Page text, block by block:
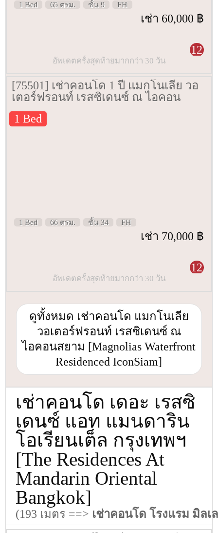
1 Bed 65 ตรม. ชั้น 9 FH
เช่า 60,000 ฿
12
อัพเดตครั้งสุดท้ายมากกว่า 30 วัน
[75501] เช่าคอนโด 1 ปี แมกโนเลีย วอ
เตอร์ฟรอนท์ เรสซิเดนซ์ ณ ไอคอน
สยาม [Magnolias Waterfront
Residenced IconSiam] 66 ตรม. ชั้น 34
1 Bed
1 Bed 66 ตรม. ชั้น 34 FH
เช่า 70,000 ฿
12
อัพเดตครั้งสุดท้ายมากกว่า 30 วัน
ดูทั้งหมด เช่าคอนโด แมกโนเลีย
วอเตอร์ฟรอนท์ เรสซิเดนซ์ ณ
ไอคอนสยาม [Magnolias Waterfront
Residenced IconSiam]
เช่าคอนโด เดอะ เรสซิ
เดนซ์ แอท แมนดาริน
โอเรียนเต็ล กรุงเทพฯ
[The Residences At
Mandarin Oriental
Bangkok]
(193 เมตร ==> เช่าคอนโด โรงแรม มิล